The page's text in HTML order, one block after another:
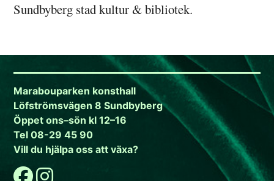
Sundbyberg stad kultur & bibliotek.
Marabouparken konsthall
Löfströmsvägen 8 Sundbyberg
Öppet ons–sön kl 12–16
Tel 08-29 45 90
Vill du hjälpa oss att växa?